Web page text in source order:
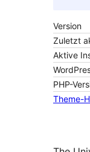
Version
Zuletzt
Aktive
PHP-
Theme-